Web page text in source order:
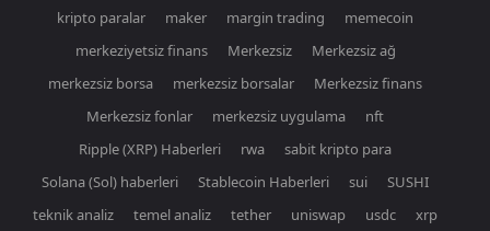
kripto paralar
maker margin trading
memecoin
merkeziyetsiz finans
Merkezsiz
Merkezsiz ağ
merkezsiz borsa
merkezsiz borsalar
Merkezsiz finans
Merkezsiz fonlar
merkezsiz uygulama
nft
Ripple (XRP) Haberleri
rwa
sabit kripto para
Solana (Sol) haberleri
Stablecoin Haberleri sui
SUSHI
teknik analiz
temel analiz tether uniswap usdc xrp